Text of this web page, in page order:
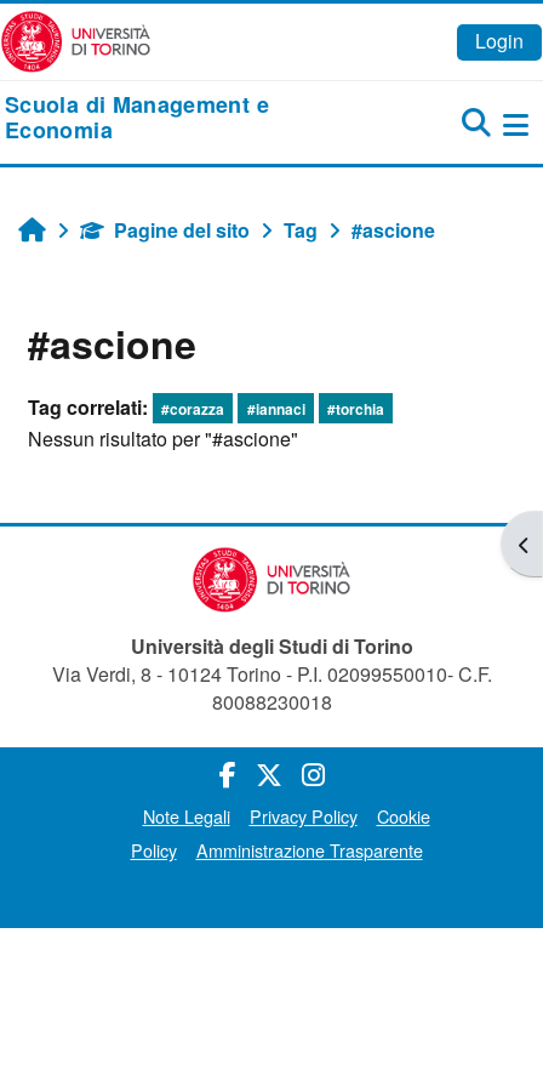
Vai al contenuto principale
Login
Scuola di Management e
Economia
HomePagine del sito Tag #ascione
#ascione
Tag correlati: #corazza #iannaci #torchia
Nessun risultato per "#ascione"
Università degli Studi di Torino
Via Verdi, 8 - 10124 Torino - P.I. 02099550010- C.F.
80088230018
Note Legali Privacy Policy
Cookie
Policy
Amministrazione Trasparente